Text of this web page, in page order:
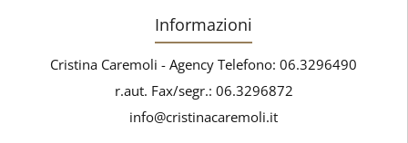
Informazioni
Cristina Caremoli - Agency Telefono: 06.3296490
r.aut. Fax/segr.: 06.3296872
info@cristinacaremoli.it